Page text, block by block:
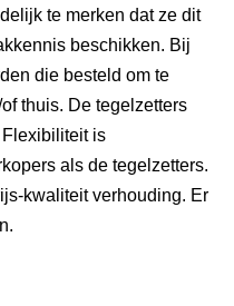
te merken dat ze dit
beschikken. Bij
die besteld om te
thuis. De tegelzetters
is
als de tegelzetters.
kwaliteit verhouding. Er